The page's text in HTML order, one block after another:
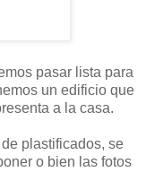
pasar lista para
un edificio que
a la casa.
plastificados, se
o bien las fotos